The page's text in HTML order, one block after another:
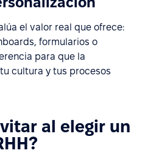
el valor real que ofrece:
formularios o
para que la
cultura y tus procesos
al elegir un